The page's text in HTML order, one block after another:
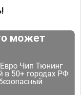
может
Чип Тюнинг
в 50+ городах РФ